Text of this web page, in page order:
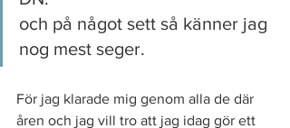
och på något sett så känner jag
nog mest seger.
För jag klarade mig genom alla de där
åren och jag vill tro att jag idag gör ett